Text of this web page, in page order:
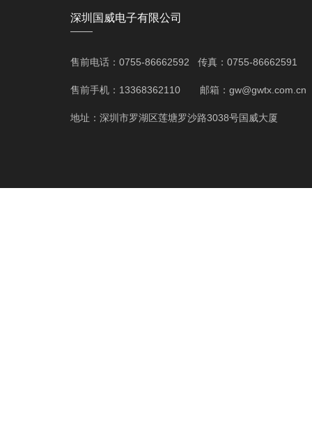
深圳国威电子有限公司
——
售前电话：0755-86662592 传真：0755-86662591
售前手机：13368362110 邮箱：gw@gwtx.com.cn
地址：深圳市罗湖区莲塘罗沙路3038号国威大厦